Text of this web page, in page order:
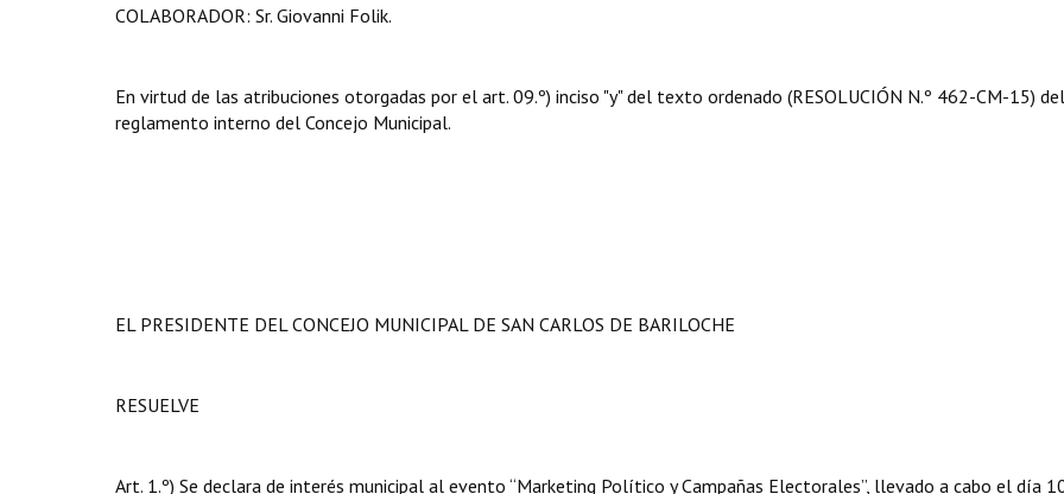
COLABORADOR: Sr. Giovanni Folik.
En virtud de las atribuciones otorgadas por el art. 09.º) inciso "y" del texto ordenado (RESOLUCIÓN N.º 462-CM-15) del
reglamento interno del Concejo Municipal.
EL PRESIDENTE DEL CONCEJO MUNICIPAL DE SAN CARLOS DE BARILOCHE
RESUELVE
Art. 1.º) Se declara de interés municipal al evento “Marketing Político y Campañas Electorales”, llevado a cabo el día